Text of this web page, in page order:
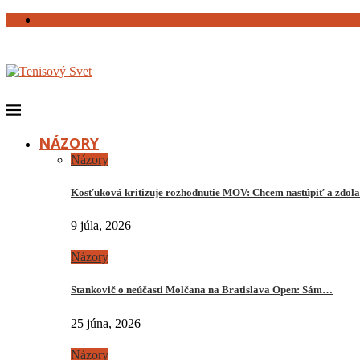
NÁZORY
Názory
Kosťuková kritizuje rozhodnutie MOV: Chcem nastúpiť a
9 júla, 2026
Názory
Stankovič o neúčasti Molčana na Bratislava Open: Sám…
25 júna, 2026
Názory